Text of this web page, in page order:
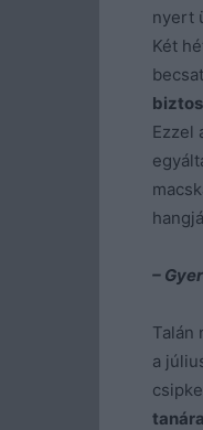
nyert
Két
Ezzel
–
Talán
a